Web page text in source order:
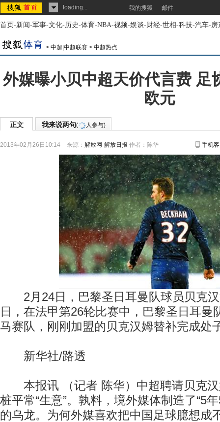
loading... 我的搜狐 邮件
首页-新闻-军事-文化-历史-体育-NBA-视频-娱谈-财经-世相-科技-汽车-房
> 中超|中超联赛 > 中超热点
外媒曝小贝中超天价代言费 足
欧元
正文 我来说两句( 人参与)
2013年02月26日10:14 来源： 解放网-解放日报 作者：陈华 手机
2月24日，巴黎圣日耳曼队球员贝克汉
日，在法甲第26轮比赛中，巴黎圣日耳曼
马赛队，刚刚加盟的贝克汉姆替补完成处
新华社/路透
本报讯 （记者 陈华）中超聘请贝克汉
桩平常“生意”。孰料，境外媒体制造了“5
的乌龙。为何外媒喜欢把中国足球臆想成